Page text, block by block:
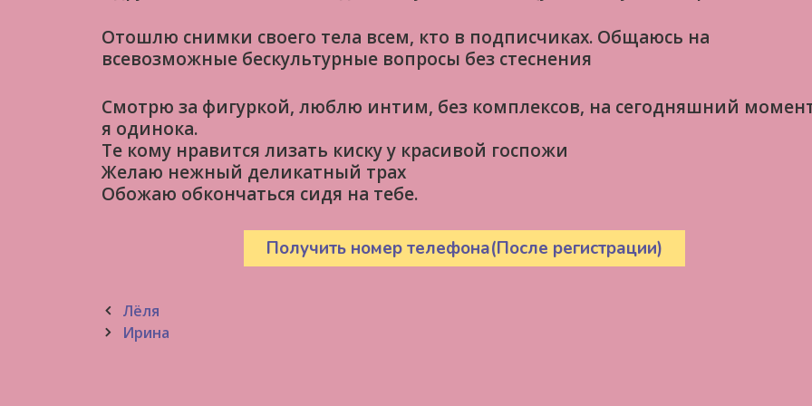
Отошлю снимки своего тела всем, кто в подписчиках. Общаюсь на
всевозможные бескультурные вопросы без стеснения
Смотрю за фигуркой, люблю интим, без комплексов, на сегодняшний
я одинока.
Те кому нравится лизать киску у красивой госпожи
Желаю нежный деликатный трах
Обожаю обкончаться сидя на тебе.
Получить номер телефона(После регистрации)
Post
navigation
Лёля
Ирина